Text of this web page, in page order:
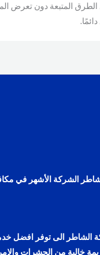
المتبعة دون تعرض
الشركة الأشهر في
الى توفر افضل
خالية من الحشرات